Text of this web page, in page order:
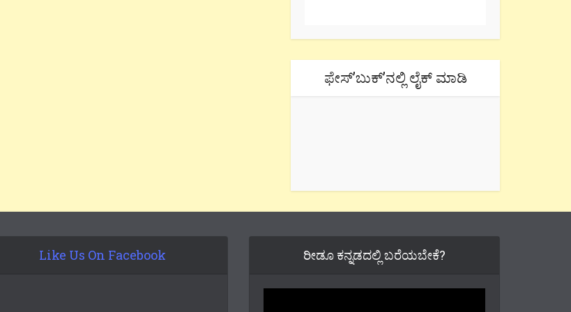
ಫೇಸ್’ಬುಕ್’ನಲ್ಲಿ ಲೈಕ್ ಮಾಡಿ
Like Us On Facebook ರೀಡೂ ಕನ್ನಡದಲ್ಲಿ ಬರೆಯಬೇಕೆ?